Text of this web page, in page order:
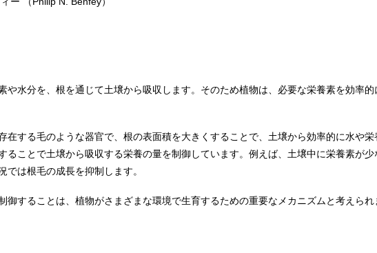
や水分を、根を通じて土壌から吸収します。そのため植物は、必要な栄養素を効率
在する毛のような器官で、根の表面積を大きくすることで、土壌から効率的に水や栄
ることで土壌から吸収する栄養の量を制御しています。例えば、土壌中に栄養素が
では根毛の成長を抑制します。
御することは、植物がさまざまな環境で生育するための重要なメカニズムと考えら